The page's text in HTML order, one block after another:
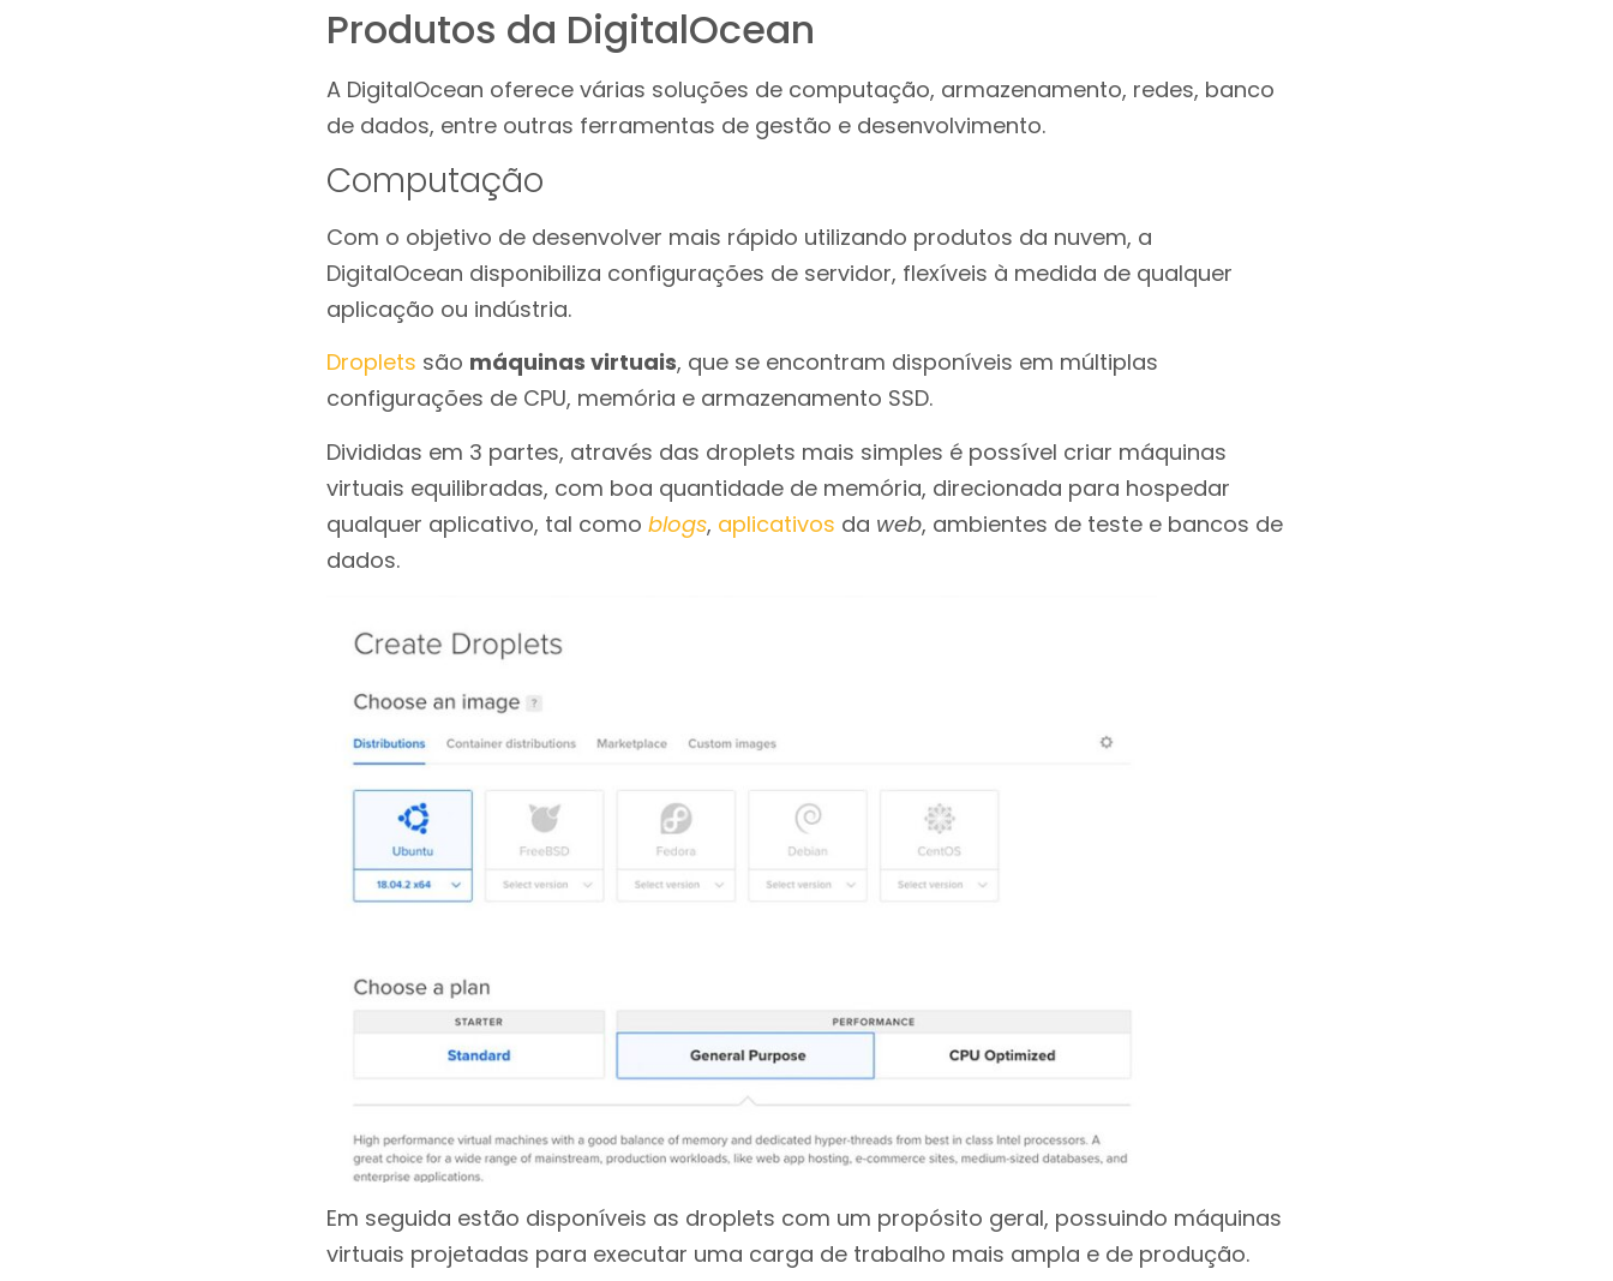
Produtos da DigitalOcean
A DigitalOcean oferece várias soluções de computação, armazenamento, redes, banco
de dados, entre outras ferramentas de gestão e desenvolvimento.
Computação
Com o objetivo de desenvolver mais rápido utilizando produtos da nuvem, a
DigitalOcean disponibiliza configurações de servidor, flexíveis à medida de qualquer
aplicação ou indústria.
Droplets são máquinas virtuais, que se encontram disponíveis em múltiplas
configurações de CPU, memória e armazenamento SSD.
Divididas em 3 partes, através das droplets mais simples é possível criar máquinas
virtuais equilibradas, com boa quantidade de memória, direcionada para hospedar
qualquer aplicativo, tal como blogs, aplicativos da web, ambientes de teste e bancos de
dados.
Em seguida estão disponíveis as droplets com um propósito geral, possuindo máquinas
virtuais projetadas para executar uma carga de trabalho mais ampla e de produção.